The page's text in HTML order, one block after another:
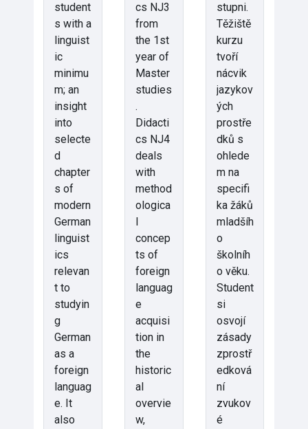
student
s with a
linguist
ic
minimu
m; an
insight
into
selecte
d
chapter
s of
modern
German
linguist
ics
relevan
t to
studyin
g
German
as a
foreign
languag
e. It
also
cs NJ3
from
the 1st
year of
Master
studies
.
Didacti
cs NJ4
deals
with
method
ologica
concep
ts of
foreign
languag
e
acquisi
tion in
the
historic
al
overvie
w,
stupni.
Těžiště
kurzu
tvoří
nácvik
jazykov
ých
prostře
dků s
ohlede
m na
specifi
ka žáků
mladšíh
o
školníh
o věku.
Student
si
osvojí
zásady
zprostř
edková
ní
zvukov
é